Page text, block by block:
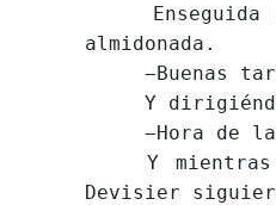
Enseguida
almidonada.
−Buenas
Y
−Hora de la
Y mientras
Devisier